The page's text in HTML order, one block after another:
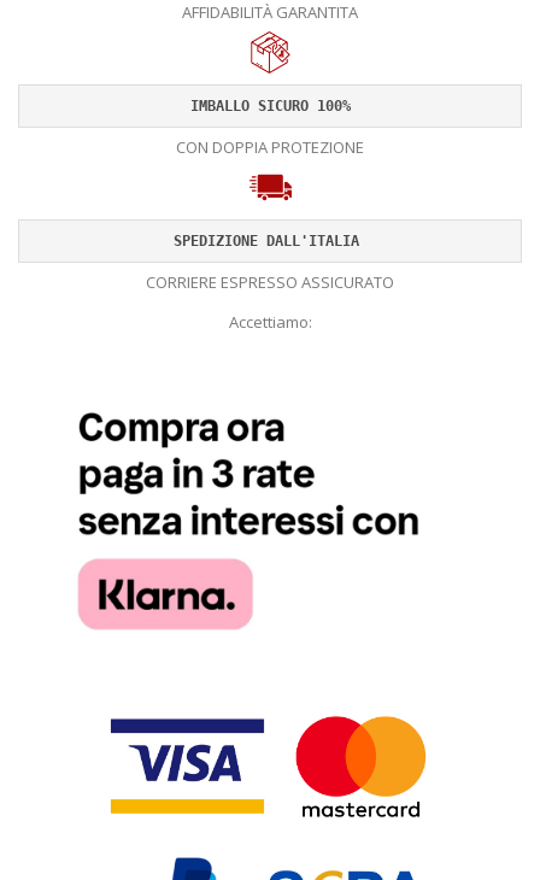
AFFIDABILITÀ GARANTITA
IMBALLO SICURO 100%
CON DOPPIA PROTEZIONE
SPEDIZIONE DALL'ITALIA
CORRIERE ESPRESSO ASSICURATO
Accettiamo: